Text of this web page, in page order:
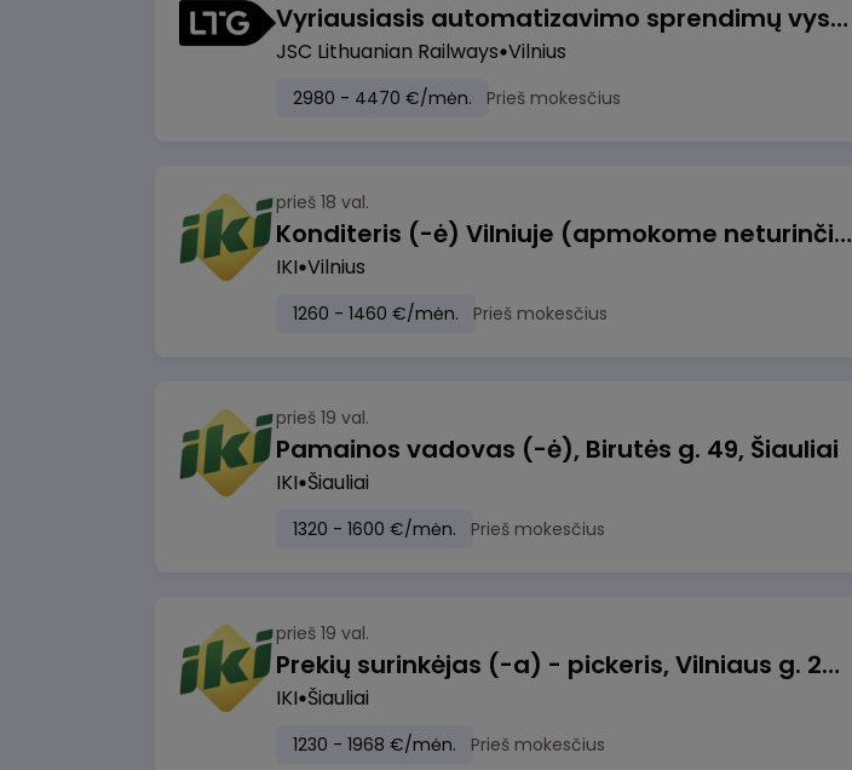
Vyriausiasis automatizavimo sprendimų vystytojas (-a) (Vilnius, LT)
JSC Lithuanian Railways Vilnius
2980 - 4470 €/mėn. Prieš mokesčius
prieš 18 val.
Konditeris (-ė) Vilniuje (apmokome neturinčius patirties)
IKI Vilnius
1260 - 1460 €/mėn. Prieš mokesčius
prieš 19 val.
Pamainos vadovas (-ė), Birutės g. 49, Šiauliai
IKI Šiauliai
1320 - 1600 €/mėn. Prieš mokesčius
prieš 19 val.
Prekių surinkėjas (-a) - pickeris, Vilniaus g. 220 - 1, Šiauliai
IKI Šiauliai
1230 - 1968 €/mėn. Prieš mokesčius